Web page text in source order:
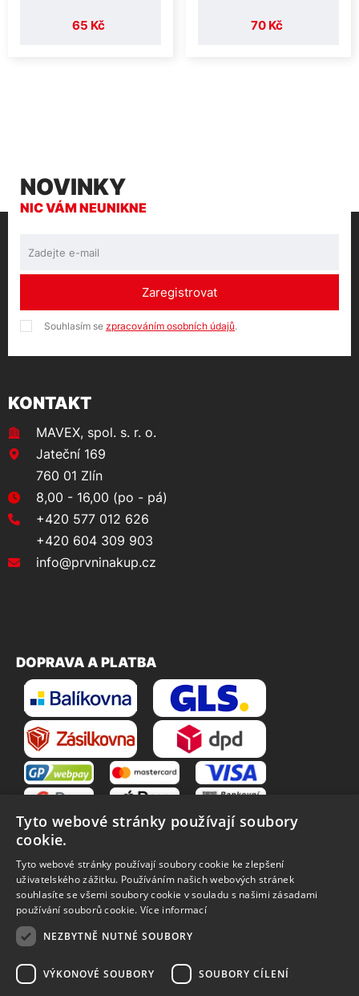
65 Kč 70 Kč
NOVINKY
NIC VÁM NEUNIKNE
Zaregistrovat
Souhlasím se zpracováním osobních údajů.
KONTAKT
MAVEX, spol. s. r. o.
Jateční 169
760 01 Zlín
8,00 - 16,00 (po - pá)
+420 577 012 626
+420 604 309 903
info@prvninakup.cz
DOPRAVA A PLATBA
VŠE O NÁKUPU
O nás
Obchodní podmínky
Reklamační řád
Vrácení zboží
Zpracování osobních údajů
Způsoby dopravy
Tyto webové stránky používají soubory
cookie.
Tyto webové stránky používají soubory cookie ke zlepšení
uživatelského zážitku. Používáním našich webových stránek
souhlasíte se všemi soubory cookie v souladu s našimi zásadami
používání souborů cookie. Více informací
NEZBYTNĚ NUTNÉ SOUBORY
VÝKONOVÉ SOUBORY SOUBORY CÍLENÍ